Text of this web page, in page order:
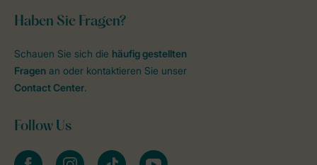
Haben Sie Fragen?
Schauen Sie sich die häufig gestellten
Fragen an oder kontaktieren Sie unser
Contact Center.
Follow Us
facebookinstagramtiktok youtube